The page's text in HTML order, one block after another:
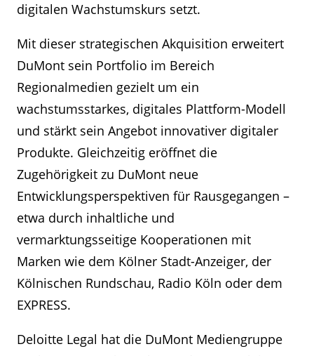
digitalen Wachstumskurs setzt.
Mit dieser strategischen Akquisition erweitert
DuMont sein Portfolio im Bereich
Regionalmedien gezielt um ein
wachstumsstarkes, digitales Plattform-Modell
und stärkt sein Angebot innovativer digitaler
Produkte. Gleichzeitig eröffnet die
Zugehörigkeit zu DuMont neue
Entwicklungsperspektiven für Rausgegangen –
etwa durch inhaltliche und
vermarktungsseitige Kooperationen mit
Marken wie dem Kölner Stadt-Anzeiger, der
Kölnischen Rundschau, Radio Köln oder dem
EXPRESS.
Deloitte Legal hat die DuMont Mediengruppe